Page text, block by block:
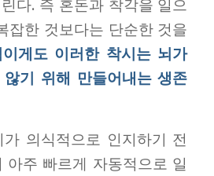
다. 즉 혼돈과 착각을 일으
잡한 것보다는 단순한 것을
이게도 이러한 착시는 뇌가
기 위해 만들어내는 생존
의식적으로 인지하기 전
아주 빠르게 자동적으로 일